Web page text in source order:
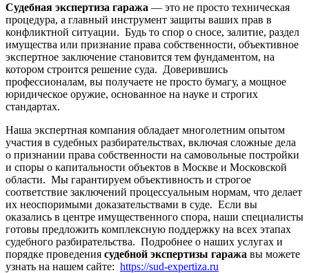
Судебная экспертиза гаража — это не просто техническая
процедура, а главный инструмент защиты ваших прав в
конфликтной ситуации. Будь то спор о сносе, залитие, раздел
имущества или признание права собственности, объективное
экспертное заключение становится тем фундаментом, на
котором строится решение суда. Доверившись
профессионалам, вы получаете не просто бумагу, а мощное
юридическое оружие, основанное на науке и строгих
стандартах.
Наша экспертная компания обладает многолетним опытом
участия в судебных разбирательствах, включая сложные дела
о признании права собственности на самовольные постройки
и споры о капитальности объектов в Москве и Московской
области. Мы гарантируем объективность и строгое
соответствие заключений процессуальным нормам, что делает
их неоспоримыми доказательствами в суде. Если вы
оказались в центре имущественного спора, наши специалисты
готовы предложить комплексную поддержку на всех этапах
судебного разбирательства. Подробнее о наших услугах и
порядке проведения судебной экспертизы гаража вы можете
узнать на нашем сайте: https://sud-expertiza.ru